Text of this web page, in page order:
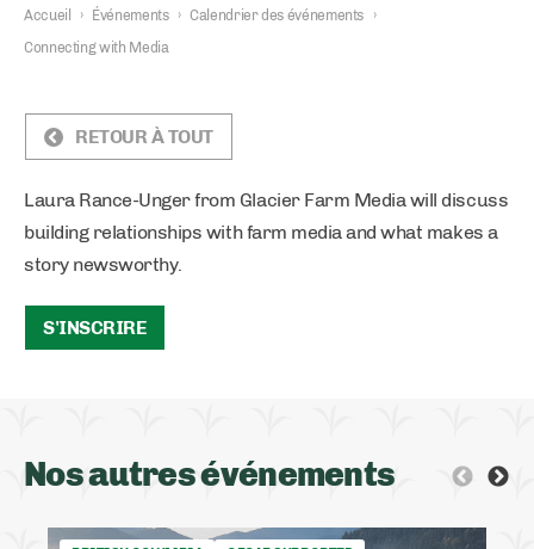
Accueil › Événements › Calendrier des événements
›
Connecting with Media
RETOUR À TOUT
Laura Rance-Unger from Glacier Farm Media will discuss
building relationships with farm media and what makes a
story newsworthy.
S'INSCRIRE
Nos autres événements